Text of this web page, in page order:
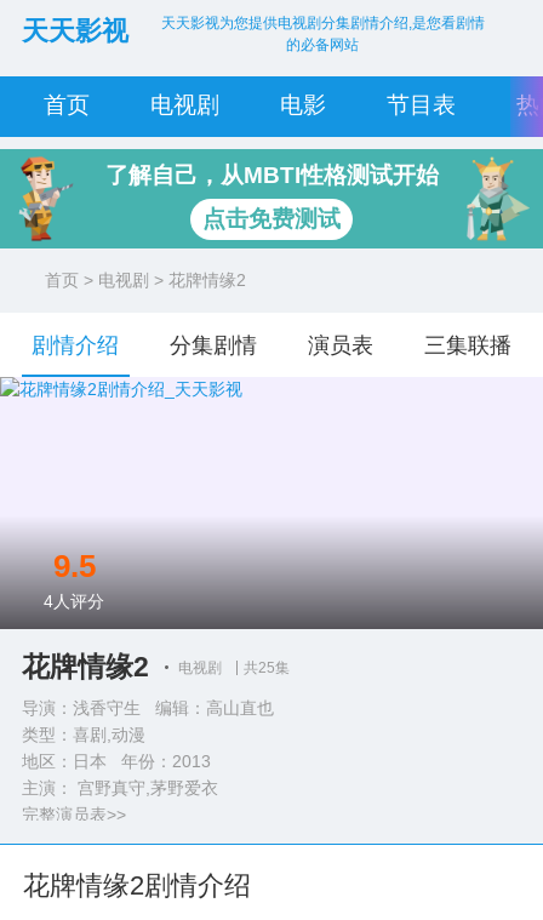
天天影视
天天影视为您提供电视剧分集剧情介绍,是您看剧情
的必备网站
首页 电视剧 电影 节目表
了解自己，从MBTI性格测试开始
点击免费测试
首页 > 电视剧 > 花牌情缘2
剧情介绍 分集剧情 演员表 三集联播
花牌情缘2 电视剧 共25集
导演：浅香守生 编辑：高山直也
类型： 喜剧,动漫
地区：日本 年份： 2013
主演： 宫野真守,茅野爱衣
完整演员表>>
9.5
4人评分
花牌情缘2剧情介绍